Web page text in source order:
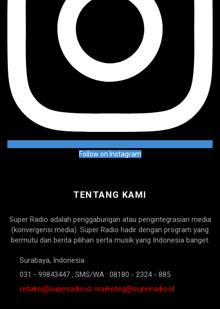
Follow on Instagram
TENTANG KAMI
Super Radio adalah penggabungan atau pengintegrasian media
(konvergensi media). Super Radio hadir dengan program yang
bermutu dan berita pilihan serta musik yang Indonesia banget.
Surabaya, Indonesia
031 - 99843447 , SMS/WA : 08180 - 2324 - 885
redaksi@superradio.id, marketing@superradio.id